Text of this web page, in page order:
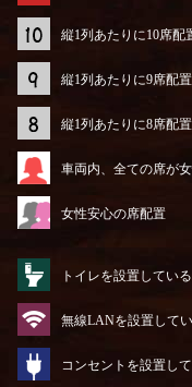
縦1列あたりに10席配
縦1列あたりに9席配
縦1列あたりに8席配
車両内、全ての席が
女性安心の席配置
トイレを設置してい
無線LANを設置して
コンセントを設置し